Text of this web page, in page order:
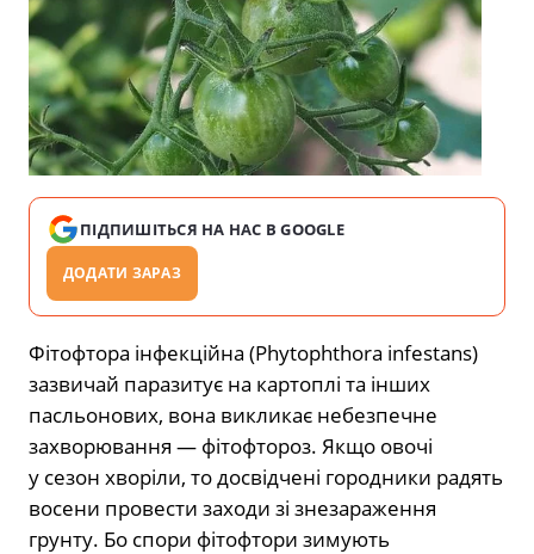
ПІДПИШІТЬСЯ НА НАС В GOOGLE
ДОДАТИ ЗАРАЗ
Фітофтора інфекційна (Phytophthora infestans)
зазвичай паразитує на картоплі та інших
пасльонових, вона викликає небезпечне
захворювання — фітофтороз. Якщо овочі
у сезон хворіли, то досвідчені городники радять
восени провести заходи зі знезараження
грунту. Бо спори фітофтори зимують